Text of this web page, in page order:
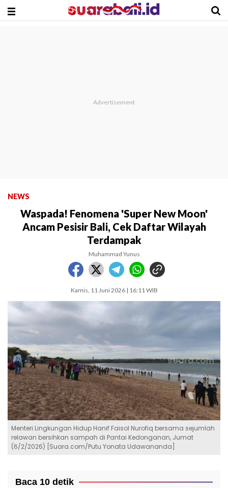
NEWS
Waspada! Fenomena 'Super New Moon'
Ancam Pesisir Bali, Cek Daftar Wilayah
Terdampak
Muhammad Yunus
Kamis, 11 Juni 2026 | 16:11 WIB
Menteri Lingkungan Hidup Hanif Faisol Nurofiq bersama sejumlah
relawan bersihkan sampah di Pantai Kedonganan, Jumat
(6/2/2026) [Suara.com/Putu Yonata Udawananda]
Baca 10 detik